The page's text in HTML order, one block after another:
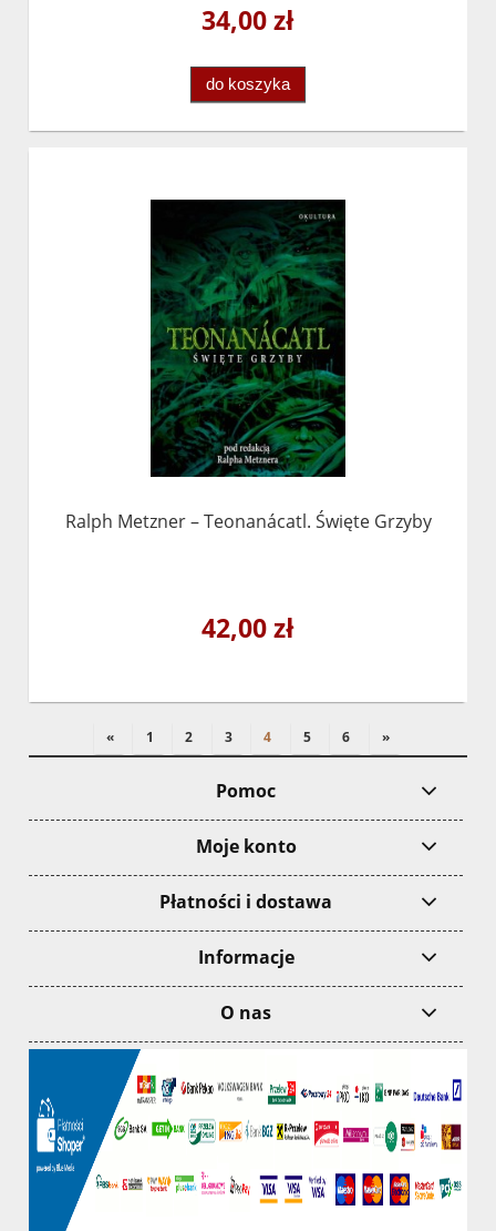
34,00 zł
do koszyka
Ralph Metzner – Teonanácatl. Święte Grzyby
42,00 zł
« 1 2 3 4 5 6 »
Pomoc
Moje konto
Płatności i dostawa
Informacje
O nas